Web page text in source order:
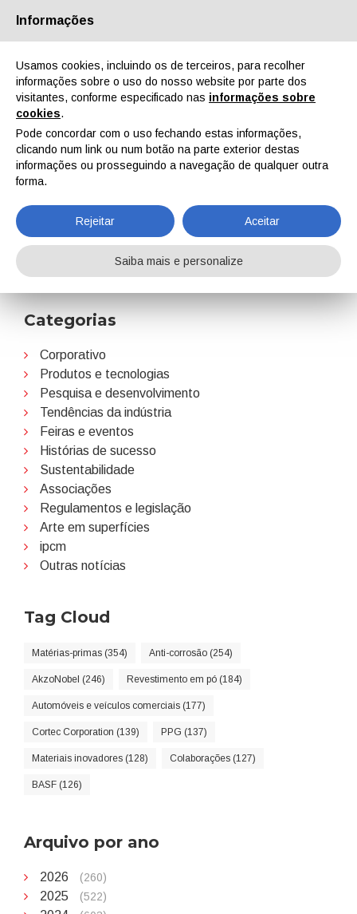
Quem Somos Parceiros Contactos Área reservada
EN IT DE ES PT
2015
Home Notícias 2015
Categorias
Corporativo
Produtos e tecnologias
Pesquisa e desenvolvimento
Tendências da indústria
Feiras e eventos
Histórias de sucesso
Sustentabilidade
Associações
Regulamentos e legislação
Arte em superfícies
ipcm
Outras notícias
Tag Cloud
Matérias-primas (354) Anti-corrosão (254)
AkzoNobel (246) Revestimento em pó (184)
Automóveis e veículos comerciais (177)
Cortec Corporation (139) PPG (137)
Materiais inovadores (128) Colaborações (127)
BASF (126)
Arquivo por ano
2026 (260)
2025 (522)
Informações
Usamos cookies, incluindo os de terceiros, para recolher
informações sobre o uso do nosso website por parte dos
visitantes, conforme especificado nas informações sobre
cookies.
Pode concordar com o uso fechando estas informações,
clicando num link ou num botão na parte exterior destas
informações ou prosseguindo a navegação de qualquer outra
forma.
Rejeitar Aceitar
Saiba mais e personalize